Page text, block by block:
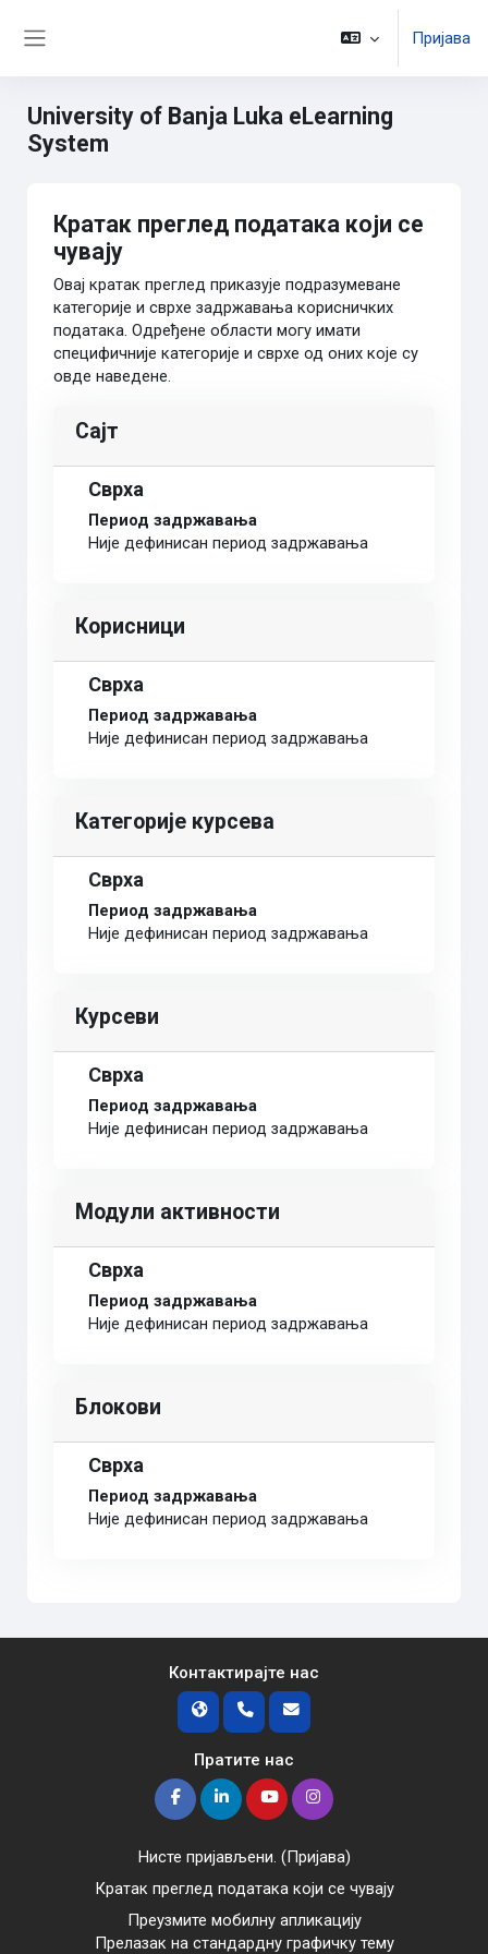
Пријава
University of Banja Luka eLearning
System
Кратак преглед података који се
чувају
Овај кратак преглед приказује подразумеване
категорије и сврхе задржавања корисничких
података. Одређене области могу имати
специфичније категорије и сврхе од оних које су
овде наведене.
Сајт
Сврха
Период задржавања
Није дефинисан период задржавања
Корисници
Сврха
Период задржавања
Није дефинисан период задржавања
Категорије курсева
Сврха
Период задржавања
Није дефинисан период задржавања
Курсеви
Сврха
Период задржавања
Није дефинисан период задржавања
Модули активности
Сврха
Период задржавања
Није дефинисан период задржавања
Блокови
Сврха
Период задржавања
Није дефинисан период задржавања
Контактирајте нас
Пратите нас
Нисте пријављени. (Пријава)
Кратак преглед података који се чувају
Преузмите мобилну апликацију
Прелазак на стандардну графичку тему